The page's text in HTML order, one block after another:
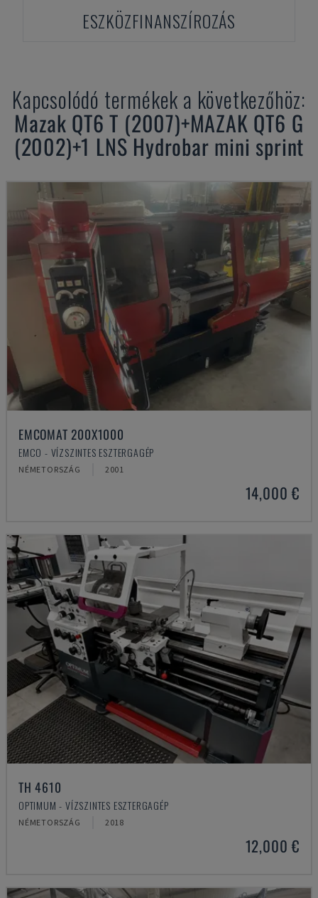
ESZKÖZFINANSZÍROZÁS
Kapcsolódó termékek a következőhöz:
Mazak QT6 T (2007)+MAZAK QT6 G
(2002)+1 LNS Hydrobar mini sprint
EMCOMAT 200X1000
EMCO - VÍZSZINTES ESZTERGAGÉP
NÉMETORSZÁG 2001
14,000 €
TH 4610
OPTIMUM - VÍZSZINTES ESZTERGAGÉP
NÉMETORSZÁG 2018
12,000 €